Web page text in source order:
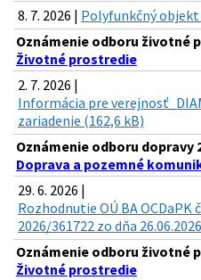
8. 7. 2026 | Polyfunkčný objekt
Oznámenie odboru životné
Životné prostredie
2. 7. 2026 |
Informácia pre
zariadenie (162,6 kB)
Oznámenie odboru dopravy
Doprava a pozemné
29. 6. 2026 |
Rozhodnutie OÚ BA OCDaPK
2026/361722 zo dňa
Oznámenie odboru životné
Životné prostredie